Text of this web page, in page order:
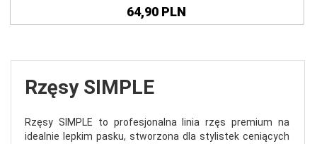
64,90 PLN
Rzęsy SIMPLE
Rzęsy SIMPLE to profesjonalna linia rzęs premium na
idealnie lepkim pasku, stworzona dla stylistek ceniących